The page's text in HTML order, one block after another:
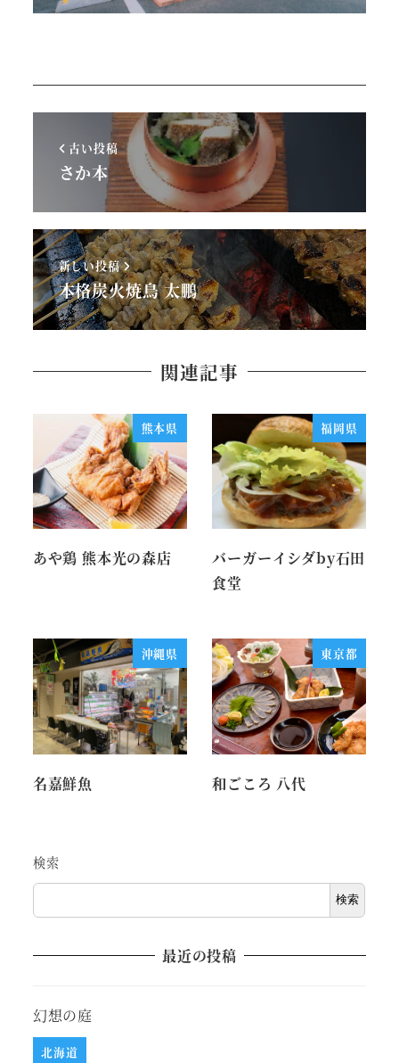
古い投稿
さか本
新しい投稿
本格炭火焼鳥 太鵬
関連記事
熊本県
あや鶏 熊本光の森店
福岡県
バーガーイシダby石田
食堂
沖縄県
名嘉鮮魚
東京都
和ごころ 八代
検索
検索
最近の投稿
幻想の庭
北海道